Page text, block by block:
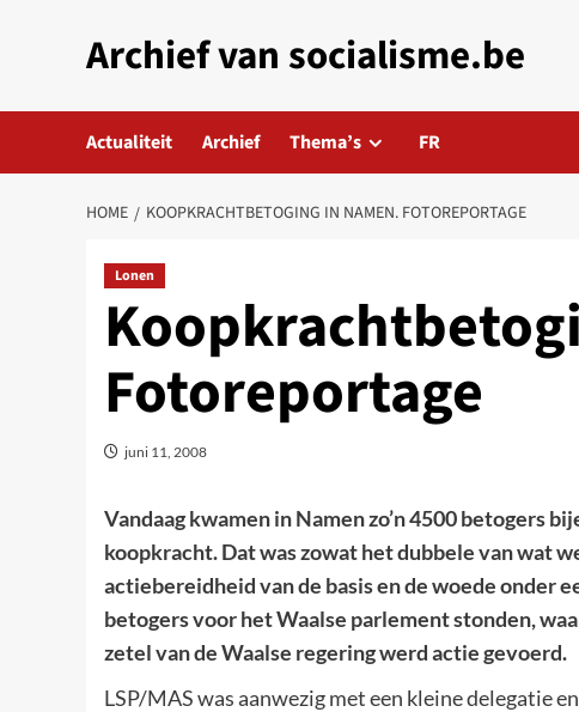
Archief van socialisme.be
Actualiteit Archief Thema’s FR
HOME KOOPKRACHTBETOGING IN NAMEN. FOTOREPORTAGE
Lonen
Fotoreportage
juni 11, 2008
Vandaag kwamen in Namen zo’n 4500 betogers
koopkracht. Dat was zowat het dubbele van wat
actiebereidheid van de basis en de woede onder
betogers voor het Waalse parlement stonden,
zetel van de Waalse regering werd actie gevoerd.
LSP/MAS was aanwezig met een kleine delegatie